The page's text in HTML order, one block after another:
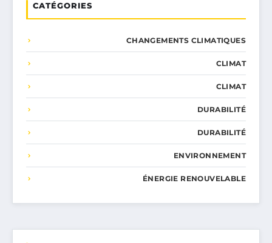
CATÉGORIES
CHANGEMENTS CLIMATIQUES
CLIMAT
CLIMAT
DURABILITÉ
DURABILITÉ
ENVIRONNEMENT
ÉNERGIE RENOUVELABLE